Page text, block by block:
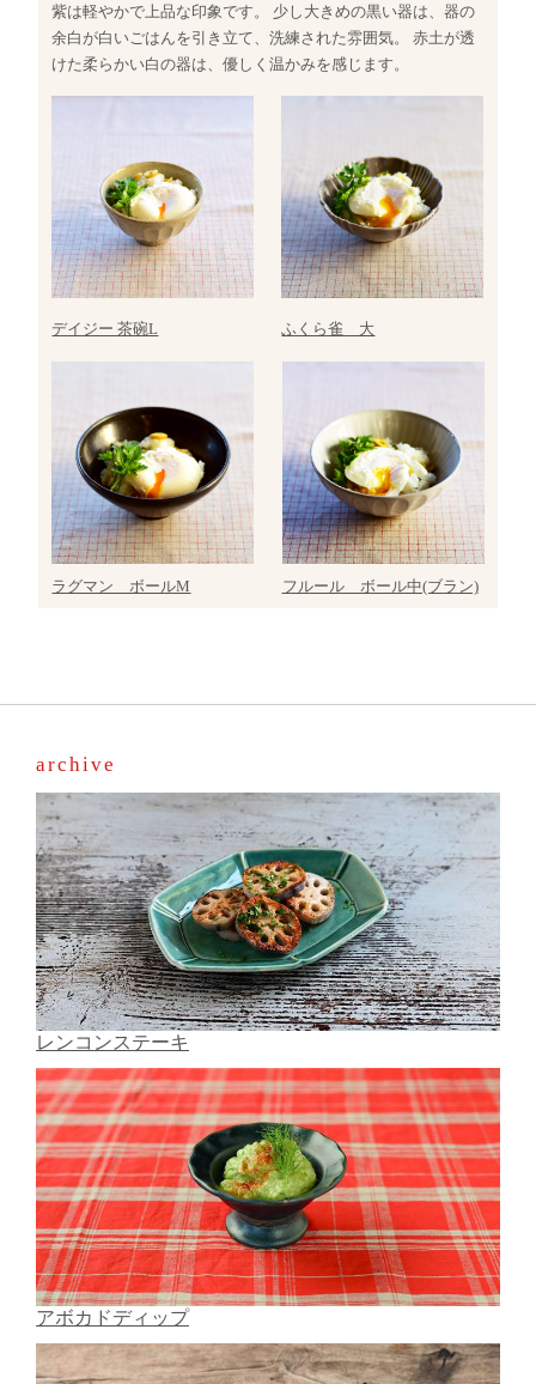
紫は軽やかで上品な印象です。 少し大きめの黒い器は、器の
余白が白いごはんを引き立て、洗練された雰囲気。 赤土が透
けた柔らかい白の器は、優しく温かみを感じます。
デイジー 茶碗L ふくら雀 大
ラグマン ボールM フルール ボール中(ブラン)
archive
レンコンステーキ
アボカドディップ